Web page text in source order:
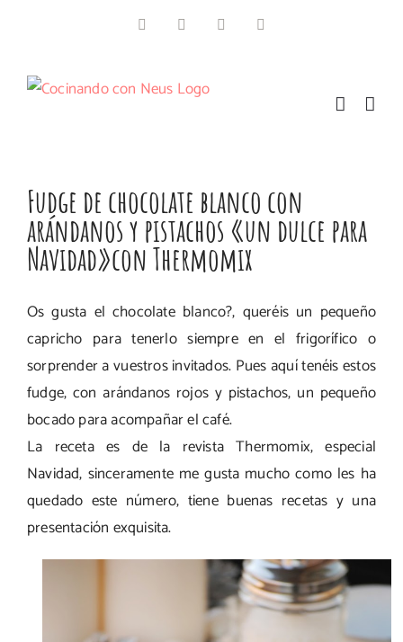
FacebookInstagramPinterest
Fudge de chocolate blanco con
arándanos y pistachos «un dulce para
Navidad»con Thermomix
Os gusta el chocolate blanco?, queréis un pequeño
capricho para tenerlo siempre en el frigorífico o
sorprender a vuestros invitados. Pues aquí tenéis estos
fudge, con arándanos rojos y pistachos, un pequeño
bocado para acompañar el café.
La receta es de la revista Thermomix, especial
Navidad, sinceramente me gusta mucho como les ha
quedado este número, tiene buenas recetas y una
presentación exquisita.